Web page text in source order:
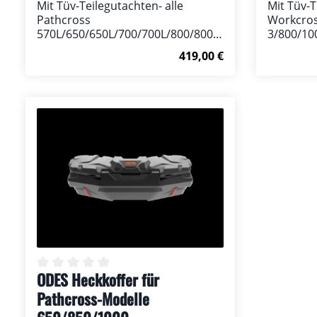
Mit Tüv-Teilegutachten- alle
Pathcross
570L/650/650L/700/700L/800/800L/
850/850L/1000/1000L Modelle-
besseres Handling- tolle Optik-
Breite vorn je 25mm, hinten 30mm
Regulärer Preis:
419,00 €
Mit Tüv-
3/800/
Durchschnittliche Bewertung von 0 von 5
ODES Heckkoffer für
Pathcross-Modelle